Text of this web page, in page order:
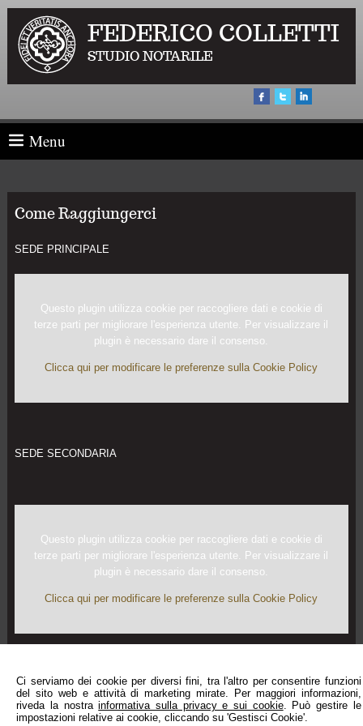
Ci serviamo dei cookie per diversi fini, tra l'altro per consentire funzioni
del sito web e attività di marketing mirate. Per maggiori informazioni,
riveda la nostrainformativa sulla privacy e sui cookie. Può gestire le
impostazioni relative ai cookie, cliccando su 'Gestisci Cookie'.
FEDERICO COLLETTI
STUDIO NOTARILE
Menu
Come Raggiungerci
SEDE PRINCIPALE
Questo plugin utilizza cookie per raccogliere dati e cookie di
terze parti per migliorare l'esperienza utente. Per visualizzare il
plugin è necessario dare il consenso.
Clicca qui per modificare le preferenze sulla Cookie Policy
SEDE SECONDARIA
Questo plugin utilizza cookie per raccogliere dati e cookie di
terze parti per migliorare l'esperienza utente. Per visualizzare il
plugin è necessario dare il consenso.
Clicca qui per modificare le preferenze sulla Cookie Policy